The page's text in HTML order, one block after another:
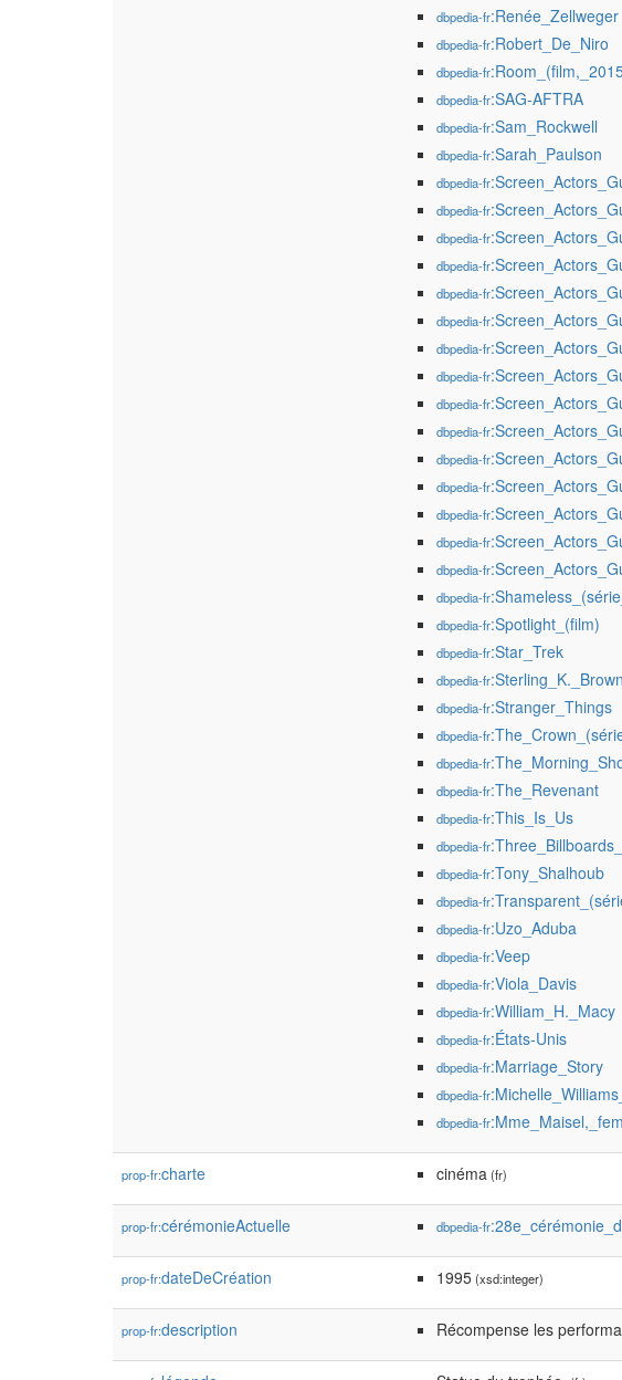
dbpedia-fr:Renée_Zellweger
dbpedia-fr:Robert_De_Niro
dbpedia-fr
dbpedia-fr:SAG-AFTRA
dbpedia-fr:Sam_Rockwell
dbpedia-fr:Sarah_Paulson
dbpedia-fr
dbpedia-fr
dbpedia-fr
dbpedia-fr
dbpedia-fr
dbpedia-fr
dbpedia-fr
dbpedia-fr
dbpedia-fr
dbpedia-fr
dbpedia-fr
dbpedia-fr
dbpedia-fr
dbpedia-fr
dbpedia-fr
dbpedia-fr
dbpedia-fr:Spotlight_(film)
dbpedia-fr:Star_Trek
dbpedia-fr:Sterling_K._Brown
dbpedia-fr:Stranger_Things
dbpedia-fr
dbpedia-fr
dbpedia-fr:The_Revenant
dbpedia-fr:This_Is_Us
dbpedia-fr
dbpedia-fr:Tony_Shalhoub
dbpedia-fr
dbpedia-fr:Uzo_Aduba
dbpedia-fr:Veep
dbpedia-fr:Viola_Davis
dbpedia-fr:William_H._Macy
dbpedia-fr:États-Unis
dbpedia-fr:Marriage_Story
dbpedia-fr
dbpedia-fr
prop-fr:charte cinéma(fr)
prop-fr:cérémonieActuelle dbpedia-fr
prop-fr:dateDeCréation 1995(xsd:integer)
prop-fr:description Récompense les